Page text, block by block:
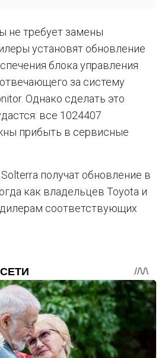
не требует замены
установят обновление
блока управления
за систему
Однако сделать это
все 1024407
прибыть в сервисные
получат обновление в
как владельцев Toyota и
дилерам соответствующих